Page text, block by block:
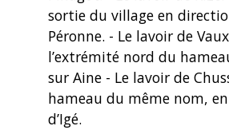
sortie du village en
Péronne. - Le lavoir de
l’extrémité nord du
sur Aine - Le lavoir de
hameau du même nom,
d’Igé.